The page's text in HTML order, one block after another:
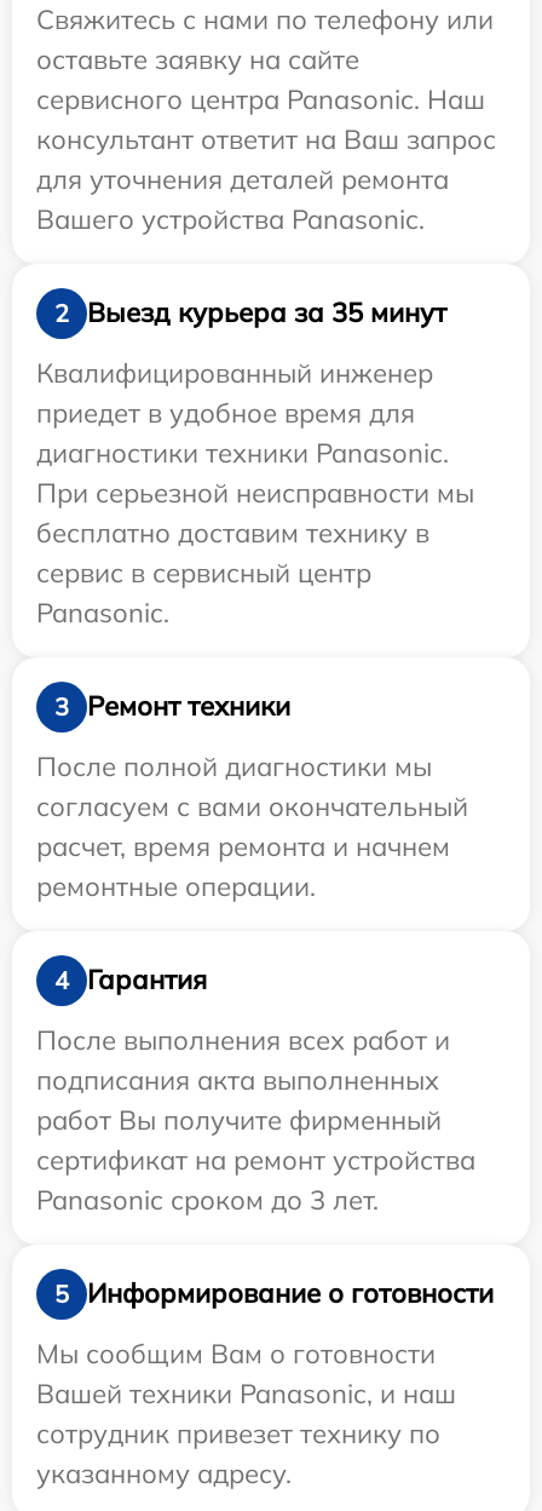
Свяжитесь с нами по телефону или
оставьте заявку на сайте
сервисного центра Panasonic. Наш
консультант ответит на Ваш запрос
для уточнения деталей ремонта
Вашего устройства Panasonic.
2
Выезд курьера за 35 минут
Квалифицированный инженер
приедет в удобное время для
диагностики техники Panasonic.
При серьезной неисправности мы
бесплатно доставим технику в
сервис в сервисный центр
Panasonic.
3
Ремонт техники
После полной диагностики мы
согласуем с вами окончательный
расчет, время ремонта и начнем
ремонтные операции.
4
Гарантия
После выполнения всех работ и
подписания акта выполненных
работ Вы получите фирменный
сертификат на ремонт устройства
Panasonic сроком до 3 лет.
5
Информирование о готовности
Мы сообщим Вам о готовности
Вашей техники Panasonic, и наш
сотрудник привезет технику по
указанному адресу.